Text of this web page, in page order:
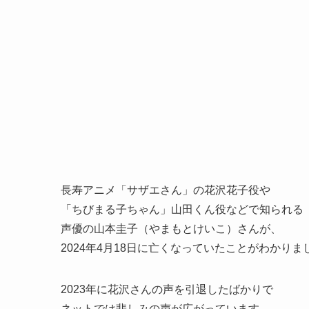
長寿アニメ「サザエさん」の花沢花子役や
「ちびまる子ちゃん」山田くん役などで知られる
声優の山本圭子（やまもとけいこ）さんが、
2024年4月18日に亡くなっていたことがわかりま
2023年に花沢さんの声を引退したばかりで